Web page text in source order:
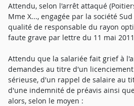
Attendu, selon l'arrêt attaqué
Mme X..., engagée par la société
qualité de responsable du rayon
faute grave par lettre du 11 mai
Attendu que la salariée fait grief à
demandes au titre d'un
sérieuse, d'un rappel de salaire au
d'une indemnité de préavis ainsi
alors, selon le moyen :